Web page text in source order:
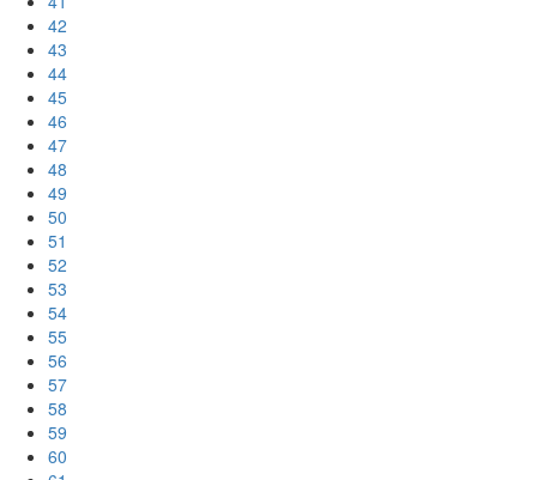
42
43
44
45
46
47
48
49
50
51
52
53
54
55
56
57
58
59
60